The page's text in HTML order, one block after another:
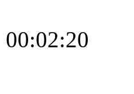
00:02:20